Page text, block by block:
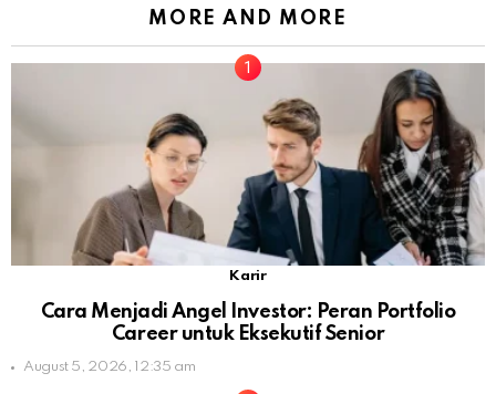
MORE AND MORE
Karir
Cara Menjadi Angel Investor: Peran Portfolio
Career untuk Eksekutif Senior
August 5, 2026, 12:35 am